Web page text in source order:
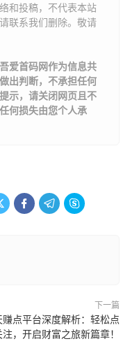
和投稿，不代表本站
联系我们删除。敬请
爱首码网作为信息共
出判断，不承担任何
示，请关闭网页且不
何损失由您个人承
  
下一篇
赚点平台深度解析：轻松点
，开启财富之旅新篇章！